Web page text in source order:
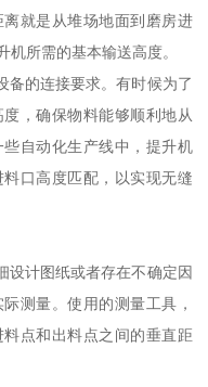
就是从堆场地面到磨房进
所需的基本输送高度。
的连接要求。有时候为了
，确保物料能够顺利地从
自动化生产线中，提升机
口高度匹配，以实现无缝
计图纸或者存在不确定因
测量。使用的测量工具，
点和出料点之间的垂直距